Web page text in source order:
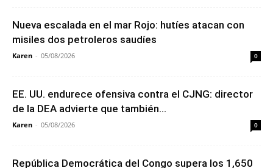
Nueva escalada en el mar Rojo: hutíes atacan con
misiles dos petroleros saudíes
Karen - 05/08/2026 0
EE. UU. endurece ofensiva contra el CJNG: director
de la DEA advierte que también...
Karen - 05/08/2026 0
República Democrática del Congo supera los 1,650